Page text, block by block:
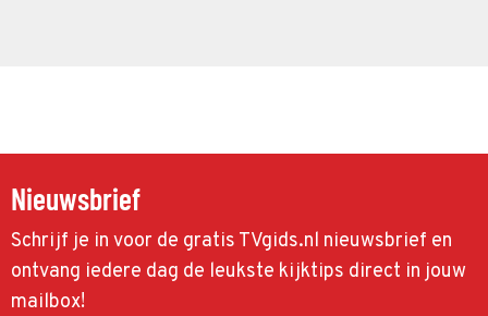
Nieuwsbrief
Schrijf je in voor de gratis TVgids.nl nieuwsbrief en
ontvang iedere dag de leukste kijktips direct in jouw
mailbox!